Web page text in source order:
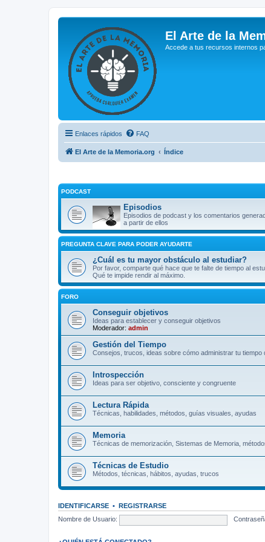
El Arte de la
Accede a tus recursos internos
Enlaces rápidos FAQ
El Arte de la Memoria.org Índice
PODCAST
Episodios
Episodios de podcast y los comentarios
a partir de ellos
PREGUNTA CLAVE PARA PODER AYUDARTE
¿Cuál es tu mayor obstáculo al estudiar?
Por favor, comparte qué hace que te falte de tiempo al
Qué te impide rendir al máximo.
FORO
Conseguir objetivos
Ideas para establecer y conseguir objetivos
Moderador: admin
Gestión del Tiempo
Consejos, trucos, ideas sobre cómo administrar tu tiempo
Introspección
Ideas para ser objetivo, consciente y congruente
Lectura Rápida
Técnicas, habilidades, métodos, guías visuales, ayudas
Memoria
Técnicas de memorización, Sistemas de Memoria,
Técnicas de Estudio
Métodos, técnicas, hábitos, ayudas, trucos
IDENTIFICARSE • REGISTRARSE
Nombre de Usuario: